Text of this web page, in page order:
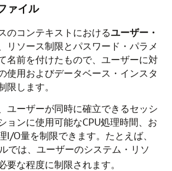
ァイル
のコンテキストにおけるユーザー・
リソース制限とパスワード・パラメ
名前を付けたもので、ユーザーに対
使用およびデータベース・インスタ
限します。
ユーザーが同時に確立できるセッシ
ョンに使用可能なCPU処理時間、お
I/O量を制限できます。たとえば、
では、ユーザーのシステム・リソ
要な程度に制限されます。